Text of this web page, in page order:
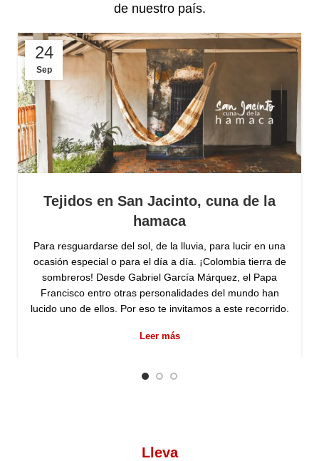
de nuestro país.
24
Sep
Tejidos en San Jacinto, cuna de la
hamaca
Para resguardarse del sol, de la lluvia, para lucir en una
ocasión especial o para el día a día. ¡Colombia tierra de
sombreros! Desde Gabriel García Márquez, el Papa
Francisco entro otras personalidades del mundo han
lucido uno de ellos. Por eso te invitamos a este recorrido.
Leer más
Lleva